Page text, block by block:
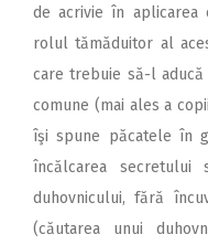
de acrivie în aplicarea
rolul tămăduitor al
care trebuie să-l aducă
comune (mai ales a
îşi spune pă­catele în
încălcarea secre­tu­lui
duhovnicului, fără
(căutarea unui